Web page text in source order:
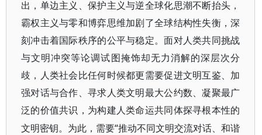
出，单边主义、保护主义与逆全球化思潮不断抬头，
霸权主义与零和博弈思维加剧了全球结构性失衡，深
刻冲击着国际秩序的公平与稳定。面对人类共同挑战
与文明冲突等论调试图掩饰却无力消解的深层次分
歧，人类社会比任何时候都更需要促进文明互鉴、加
强对话与合作、寻求人类文明最大公约数、凝聚最广
泛的价值共识，为构建人类命运共同体探寻根本性的
文明密钥。为此，需要“推动不同文明交流对话、和谐